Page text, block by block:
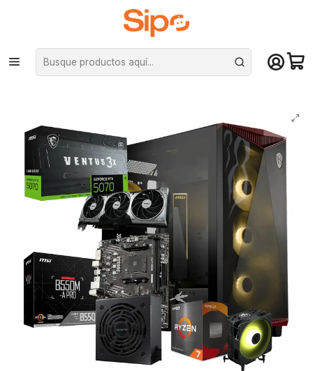
¡Compra hasta mediodía y recibe hoy! De lunes a sábado en el gran
Santiago. Envío gratis desde $29.990
Inicio Marcas MSI
Kit MSI Ensamble Elite: Ryzen 7 5700X + RTX 5070 12G + B550 + 750W
Bronce + Gungnir 300